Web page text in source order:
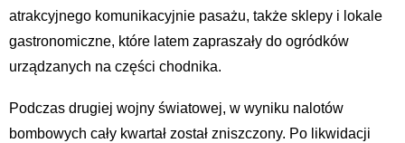
atrakcyjnego komunikacyjnie pasażu, także sklepy i lokale
gastronomiczne, które latem zapraszały do ogródków
urządzanych na części chodnika.
Podczas drugiej wojny światowej, w wyniku nalotów
bombowych cały kwartał został zniszczony. Po likwidacji